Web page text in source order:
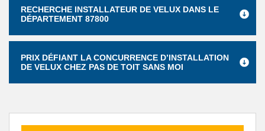
RECHERCHE INSTALLATEUR DE VELUX DANS LE
DÉPARTEMENT 87800
PRIX DÉFIANT LA CONCURRENCE D’INSTALLATION
DE VELUX CHEZ PAS DE TOIT SANS MOI